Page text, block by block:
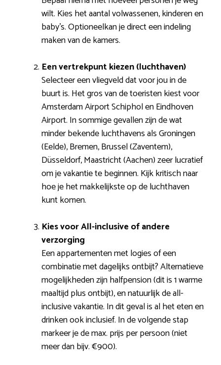
wilt. Kies het aantal volwassenen, kinderen en
baby’s. Optioneelkan je direct een indeling
maken van de kamers.
Een vertrekpunt kiezen (luchthaven)
Selecteer een vliegveld dat voor jou in de
buurt is. Het gros van de toeristen kiest voor
Amsterdam Airport Schiphol en Eindhoven
Airport. In sommige gevallen zijn de wat
minder bekende luchthavens als Groningen
(Eelde), Bremen, Brussel (Zaventem),
Düsseldorf, Maastricht (Aachen) zeer lucratief
om je vakantie te beginnen. Kijk kritisch naar
hoe je het makkelijkste op de luchthaven
kunt komen.
Kies voor All-inclusive of andere
verzorging
Een appartementen met logies of een
combinatie met dagelijks ontbijt? Alternatieve
mogelijkheden zijn halfpension (dit is 1 warme
maaltijd plus ontbijt), en natuurlijk de all-
inclusive vakantie. In dit geval is al het eten en
drinken ook inclusief. In de volgende stap
markeer je de max. prijs per persoon (niet
meer dan bijv. €900).